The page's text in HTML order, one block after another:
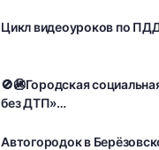
Цикл видеоуроков по
🚫🚳Городская
без ДТП»…
Автогородок в